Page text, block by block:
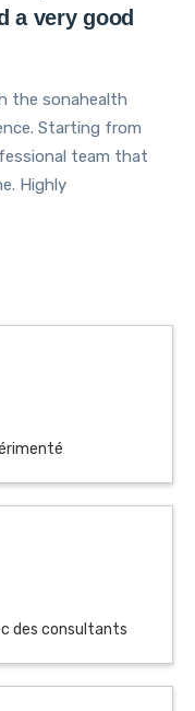
a very good
the sonahealth
Starting from
team that
Highly
des consultants